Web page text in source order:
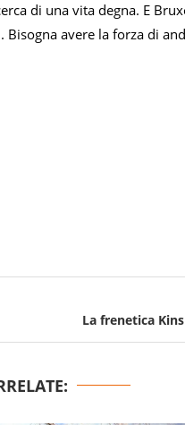
di una vita degna. E
avere la forza di
La frenetica